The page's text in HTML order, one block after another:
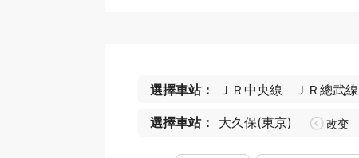
選擇車站： ＪＲ中央線 ＪＲ總武線
選擇車站： 大久保(東京) 改变